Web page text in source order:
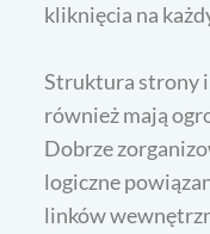
kliknięcia na
Struktura strony
również mają
Dobrze
logiczne
linków